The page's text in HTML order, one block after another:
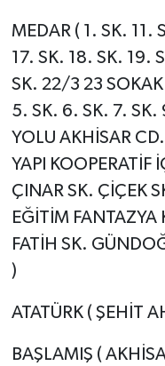
MEDAR ( 1. SK. 11.
17. SK. 18. SK. 19.
SK. 22/3 23
5. SK. 6. SK. 7. SK.
YOLU AKHİSAR
YAPI KOOPERATİF
ÇINAR SK. ÇİÇEK
EĞİTİM FANTAZYA
FATİH SK.
)
ATATÜRK ( ŞEHİT
BAŞLAMIŞ (